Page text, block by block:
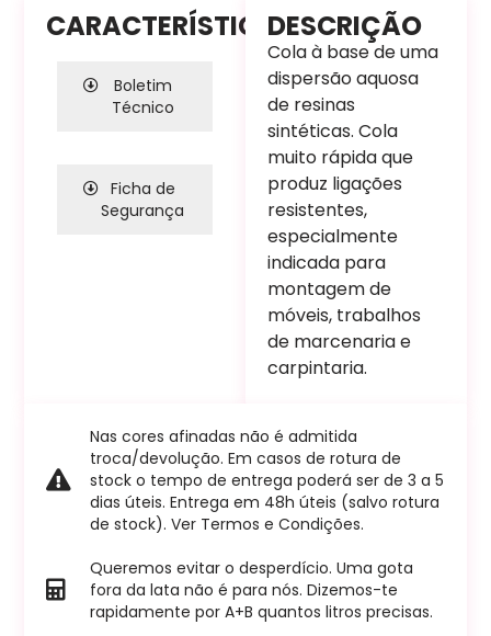
CARACTERÍSTICAS
Boletim
Técnico
Ficha de
Segurança
DESCRIÇÃO
Cola à base de uma
dispersão aquosa
de resinas
sintéticas. Cola
muito rápida que
produz ligações
resistentes,
especialmente
indicada para
montagem de
móveis, trabalhos
de marcenaria e
carpintaria.
Nas cores afinadas não é admitida
troca/devolução. Em casos de rotura de
stock o tempo de entrega poderá ser de 3 a 5
dias úteis. Entrega em 48h úteis (salvo rotura
de stock). Ver Termos e Condições.
Queremos evitar o desperdício. Uma gota
fora da lata não é para nós. Dizemos-te
rapidamente por A+B quantos litros precisas.